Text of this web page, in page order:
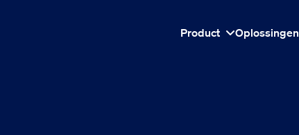
Product
Oplossingen